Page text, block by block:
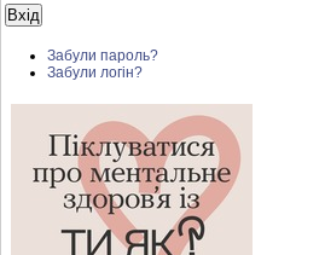
Забули пароль?
Забули логін?